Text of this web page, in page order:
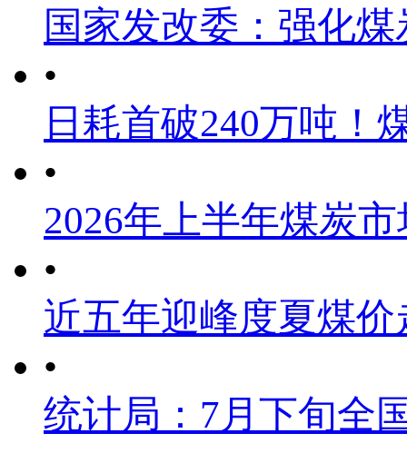
国家发改委：强化
•
日耗首破240万吨！
•
2026年上半年煤炭
•
近五年迎峰度夏煤价
•
统计局：7月下旬全